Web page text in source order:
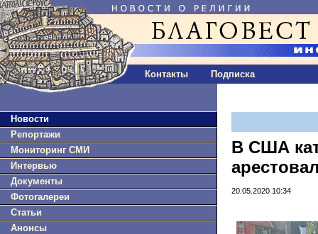
Контакты Подписка
Новости
Репортажи
Мониторинг СМИ
Интервью
Документы
Фотогалереи
Статьи
Анонсы
В США
20.05.2020 10:34